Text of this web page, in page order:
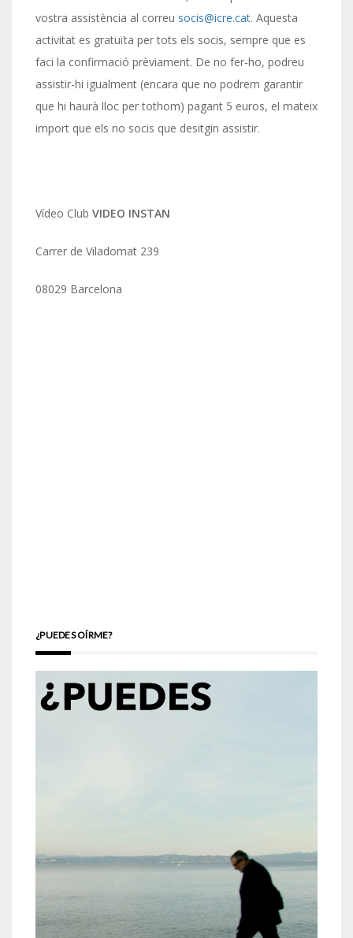
vostra assistència al correu socis@icre.cat. Aquesta
activitat es gratuïta per tots els socis, sempre que es
faci la confirmació prèviament. De no fer-ho, podreu
assistir-hi igualment (encara que no podrem garantir
que hi haurà lloc per tothom) pagant 5 euros, el mateix
import que els no socis que desitgin assistir.
Vídeo Club VIDEO INSTAN
Carrer de Viladomat 239
08029 Barcelona
¿PUEDES OÍRME?